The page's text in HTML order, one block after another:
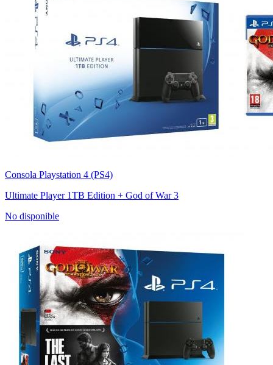
Consola Playstation 4 (PS4)
Ultimate Player 1TB Edition + God of War 3
No disponible